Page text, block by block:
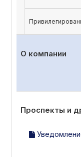
О компании
Проспекты и